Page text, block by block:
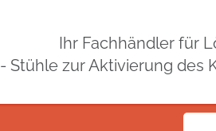
Ihr Fachhändler für
- Stühle zur Aktivierung des